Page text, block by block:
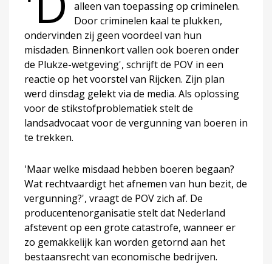
alleen van toepassing op criminelen.
Door criminelen kaal te plukken,
ondervinden zij geen voordeel van hun
misdaden. Binnenkort vallen ook boeren onder
de Plukze-wetgeving', schrijft de POV in een
reactie op het voorstel van Rijcken. Zijn plan
werd dinsdag gelekt via de media. Als oplossing
voor de stikstofproblematiek stelt de
landsadvocaat voor de vergunning van boeren in
te trekken.
'Maar welke misdaad hebben boeren begaan?
Wat rechtvaardigt het afnemen van hun bezit, de
vergunning?', vraagt de POV zich af. De
producentenorganisatie stelt dat Nederland
afstevent op een grote catastrofe, wanneer er
zo gemakkelijk kan worden getornd aan het
bestaansrecht van economische bedrijven.